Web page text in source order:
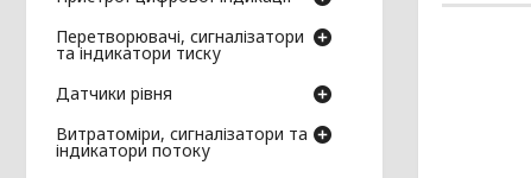
Перетворювачі, сигналізатори
та індикатори тиску
Датчики рівня
Витратоміри, сигналізатори та
індикатори потоку